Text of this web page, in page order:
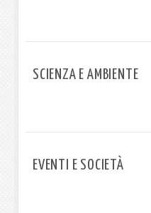
SCIENZA E AMBIENTE
EVENTI E SOCIETÀ